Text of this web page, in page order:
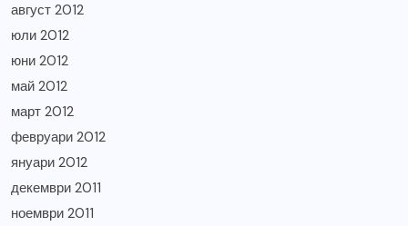
август 2012
юли 2012
юни 2012
май 2012
март 2012
февруари 2012
януари 2012
декември 2011
ноември 2011